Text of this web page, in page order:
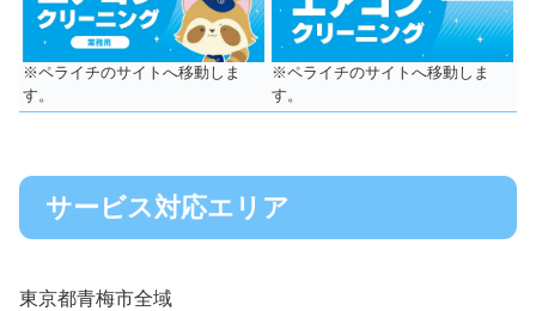
※ペライチのサイトへ移動しま
す。
※ペライチのサイトへ移動しま
す。
サービス対応エリア
東京都青梅市全域